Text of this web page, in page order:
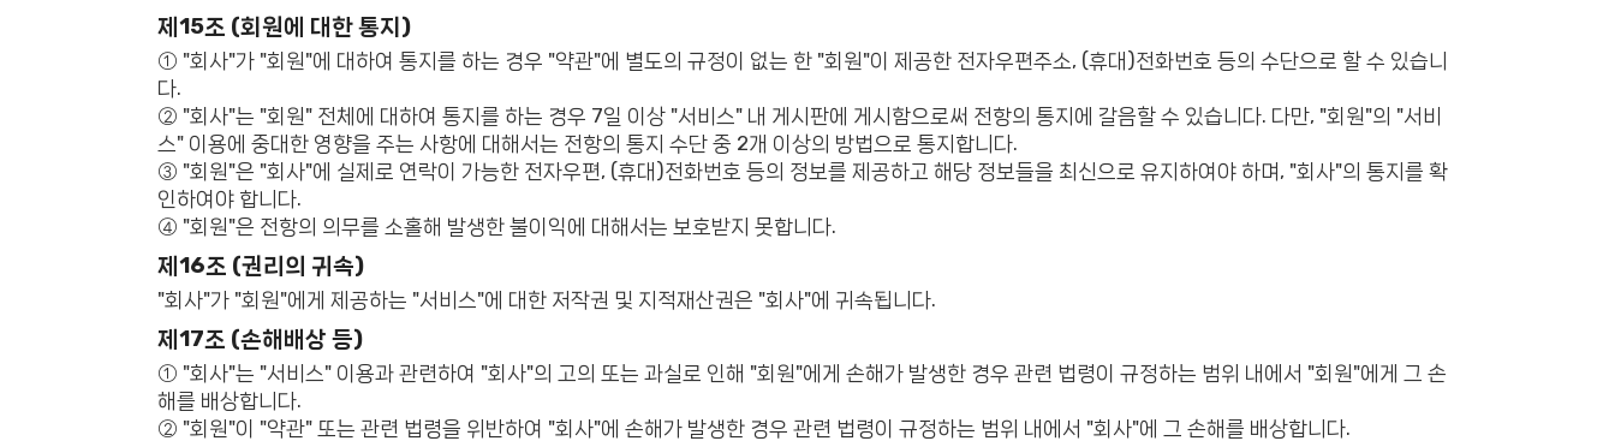
제15조 (회원에 대한 통지)
① "회사"가 "회원"에 대하여 통지를 하는 경우 "약관"에 별도의 규정이 없는 한 "회원"이 제공한 전자우편주소, (휴대)전화번호 등의 수단으로 할 수 있습니
다.
② "회사"는 "회원" 전체에 대하여 통지를 하는 경우 7일 이상 "서비스" 내 게시판에 게시함으로써 전항의 통지에 갈음할 수 있습니다. 다만, "회원"의 "서비
스" 이용에 중대한 영향을 주는 사항에 대해서는 전항의 통지 수단 중 2개 이상의 방법으로 통지합니다.
③ "회원"은 "회사"에 실제로 연락이 가능한 전자우편, (휴대)전화번호 등의 정보를 제공하고 해당 정보들을 최신으로 유지하여야 하며, "회사"의 통지를 확
인하여야 합니다.
④ "회원"은 전항의 의무를 소홀해 발생한 불이익에 대해서는 보호받지 못합니다.
제16조 (권리의 귀속)
"회사"가 "회원"에게 제공하는 "서비스"에 대한 저작권 및 지적재산권은 "회사"에 귀속됩니다.
제17조 (손해배상 등)
① "회사"는 "서비스" 이용과 관련하여 "회사"의 고의 또는 과실로 인해 "회원"에게 손해가 발생한 경우 관련 법령이 규정하는 범위 내에서 "회원"에게 그 손
해를 배상합니다.
② "회원"이 "약관" 또는 관련 법령을 위반하여 "회사"에 손해가 발생한 경우 관련 법령이 규정하는 범위 내에서 "회사"에 그 손해를 배상합니다.